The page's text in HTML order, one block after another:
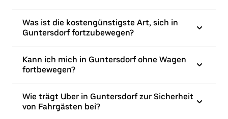
Was ist die kostengünstigste Art, sich in
Guntersdorf fortzubewegen?
Kann ich mich in Guntersdorf ohne Wagen
fortbewegen?
Wie trägt Uber in Guntersdorf zur Sicherheit
von Fahrgästen bei?